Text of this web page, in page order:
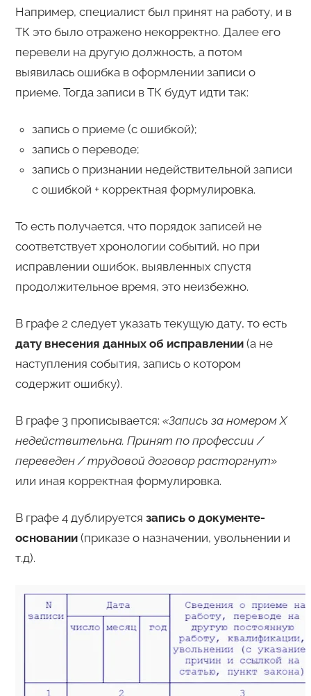
Например, специалист был принят на работу, и в
ТК это было отражено некорректно. Далее его
перевели на другую должность, а потом
выявилась ошибка в оформлении записи о
приеме. Тогда записи в ТК будут идти так:
запись о приеме (с ошибкой);
запись о переводе;
запись о признании недействительной записи
с ошибкой + корректная формулировка.
То есть получается, что порядок записей не
соответствует хронологии событий, но при
исправлении ошибок, выявленных спустя
продолжительное время, это неизбежно.
В графе 2 следует указать текущую дату, то есть
дату внесения данных об исправлении(а не
наступления события, запись о котором
содержит ошибку).
В графе 3 прописывается: «Запись за номером Х
недействительна. Принят по профессии /
переведен / трудовой договор расторгнут»
или иная корректная формулировка.
В графе 4 дублируется запись о документе-
основании(приказе о назначении, увольнении и
т.д).